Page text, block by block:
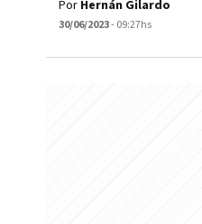
Por Hernán Gilardo
30/06/2023- 09:27hs